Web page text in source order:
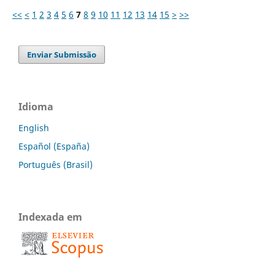
<< < 1 2 3 4 5 6 7 8 9 10 11 12 13 14 15 > >>
Enviar Submissão
Idioma
English
Español (España)
Português (Brasil)
Indexada em